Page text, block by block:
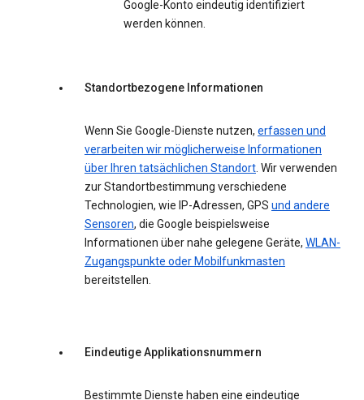
Google-Konto eindeutig identifiziert
werden können.
Standortbezogene Informationen
Wenn Sie Google-Dienste nutzen, erfassen und
verarbeiten wir möglicherweise Informationen
über Ihren tatsächlichen Standort. Wir verwenden
zur Standortbestimmung verschiedene
Technologien, wie IP-Adressen, GPS und andere
Sensoren, die Google beispielsweise
Informationen über nahe gelegene Geräte, WLAN-
Zugangspunkte oder Mobilfunkmasten
bereitstellen.
Eindeutige Applikationsnummern
Bestimmte Dienste haben eine eindeutige